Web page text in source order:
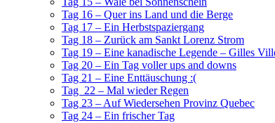
Tag 16 – Quer ins Land und die Berge
Tag 17 – Ein Herbstspaziergang
Tag 18 – Zurück am Sankt Lorenz Strom
Tag 19 – Eine kanadische Legende – Gilles
Tag 20 – Ein Tag voller ups and downs
Tag 21 – Eine Enttäuschung :(
Tag 22 – Mal wieder Regen
Tag 23 – Auf Wiedersehen Provinz Quebec
Tag 24 – Ein frischer Tag